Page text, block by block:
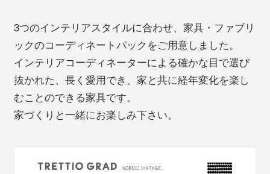
3つのインテリアスタイルに合わせ、家具・ファブリ
ックのコーディネートパックをご用意しました。
インテリアコーディネーターによる確かな目で選び
抜かれた、長く愛用でき、家と共に経年変化を楽し
むことのできる家具です。
家づくりと一緒にお楽しみ下さい。